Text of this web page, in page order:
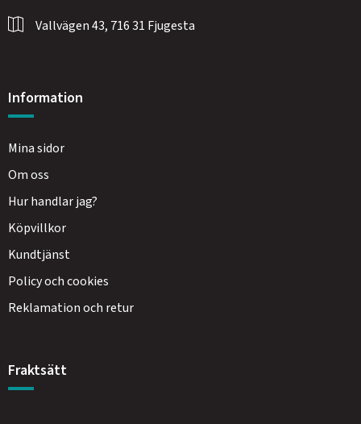
Vallvägen 43, 716 31 Fjugesta
Information
Mina sidor
Om oss
Hur handlar jag?
Köpvillkor
Kundtjänst
Policy och cookies
Reklamation och retur
Fraktsätt